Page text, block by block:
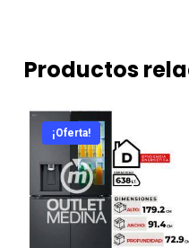
Productos
¡Oferta!